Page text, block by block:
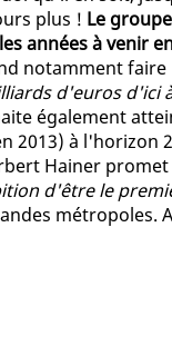
plus ! Le
années à venir
notamment faire
d'euros d'ici
également
2013) à l'horizon
Hainer
d'être le
métropoles.